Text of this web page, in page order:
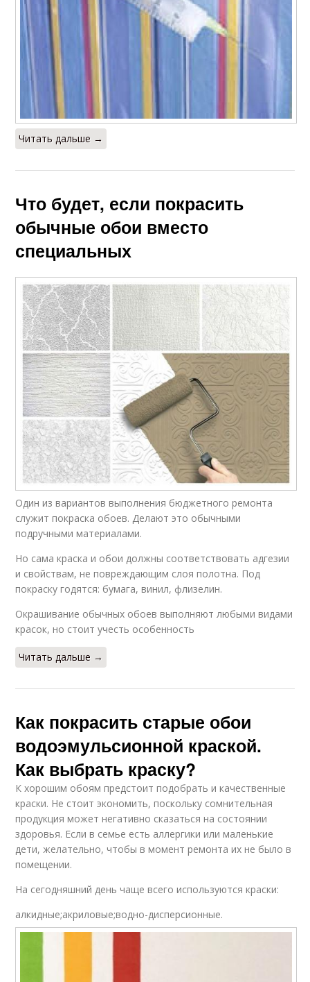
Читать дальше →
Что будет, если покрасить
обычные обои вместо
специальных
Один из вариантов выполнения бюджетного ремонта
служит покраска обоев. Делают это обычными
подручными материалами.
Но сама краска и обои должны соответствовать адгезии
и свойствам, не повреждающим слоя полотна. Под
покраску годятся: бумага, винил, флизелин.
Окрашивание обычных обоев выполняют любыми видами
красок, но стоит учесть особенность
Читать дальше →
Как покрасить старые обои
водоэмульсионной краской.
Как выбрать краску?
К хорошим обоям предстоит подобрать и качественные
краски. Не стоит экономить, поскольку сомнительная
продукция может негативно сказаться на состоянии
здоровья. Если в семье есть аллергики или маленькие
дети, желательно, чтобы в момент ремонта их не было в
помещении.
На сегодняшний день чаще всего используются краски:
алкидные;акриловые;водно-дисперсионные.